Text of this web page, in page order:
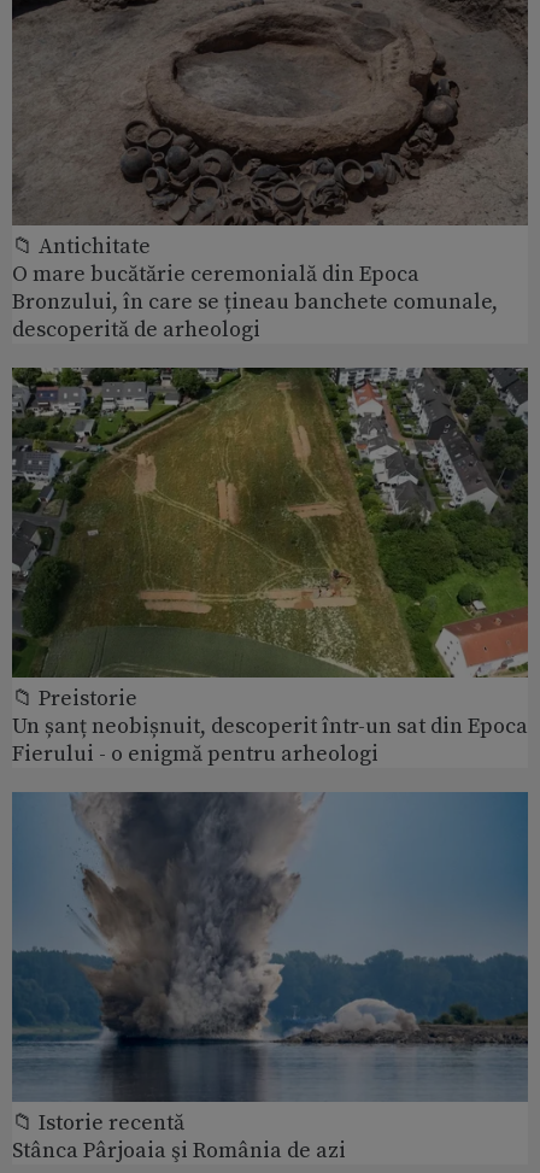
📁 Antichitate
O mare bucătărie ceremonială din Epoca
Bronzului, în care se țineau banchete comunale,
descoperită de arheologi
📁 Preistorie
Un șanț neobișnuit, descoperit într-un sat din Epoca
Fierului - o enigmă pentru arheologi
📁 Istorie recentă
Stânca Pârjoaia şi România de azi